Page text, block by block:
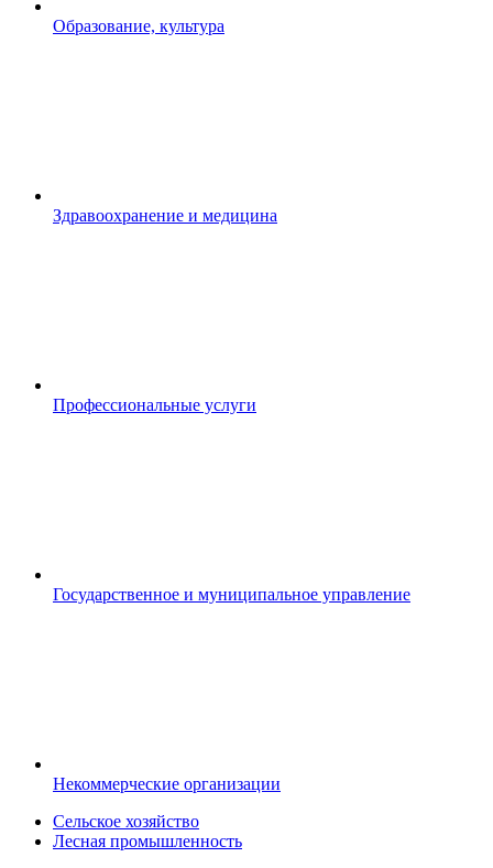
Образование, культура
Здравоохранение и медицина
Профессиональные услуги
Государственное и муниципальное управление
Некоммерческие организации
Сельское хозяйство
Лесная промышленность